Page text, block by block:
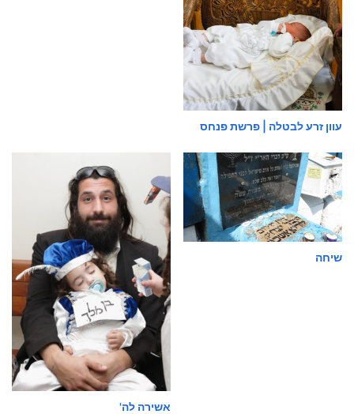
עוון זרע לבטלה | פרשת פנחס
שיחה
אשירה לה'